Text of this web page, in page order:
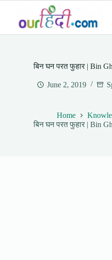
content
बिन घन परत फुहार | Bin
June 2, 2019
Home
बिन घन परत फुहार | Bin